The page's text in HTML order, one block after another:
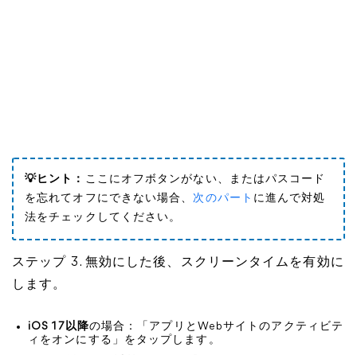
💡ヒント： ここにオフボタンがない、またはパスコード
を忘れてオフにできない場合、次のパート に進んで対処
法をチェックしてください。
ステップ 3. 無効にした後、スクリーンタイムを有効に
します。
iOS 17以降の場合：「アプリとWebサイトのアクティビテ
ィをオンにする」をタップします。